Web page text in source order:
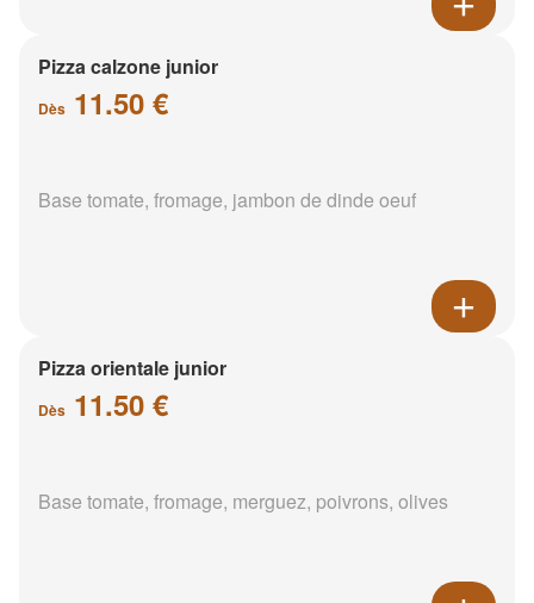
Pizza calzone junior
Dès 11.50 €
Base tomate, fromage, jambon de dinde oeuf
Pizza orientale junior
Dès 11.50 €
Base tomate, fromage, merguez, poivrons, olives